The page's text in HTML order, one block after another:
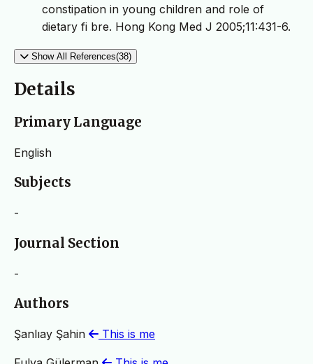
constipation in young children and role of
dietary fi bre. Hong Kong Med J 2005;11:431-6.
Show All References(38)
Details
Primary Language
English
Subjects
-
Journal Section
-
Authors
Şanlıay Şahin This is me